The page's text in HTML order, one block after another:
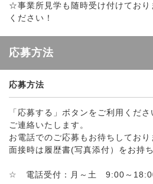
☆事業所見学も随時受け付けており
ください！
応募方法
応募方法
「応募する」ボタンをご利用くだ
ご連絡いたします。
お電話でのご応募もお待ちしており
面接時は履歴書(写真添付）をお持ち
☆ 電話受付：月～土 9:00～